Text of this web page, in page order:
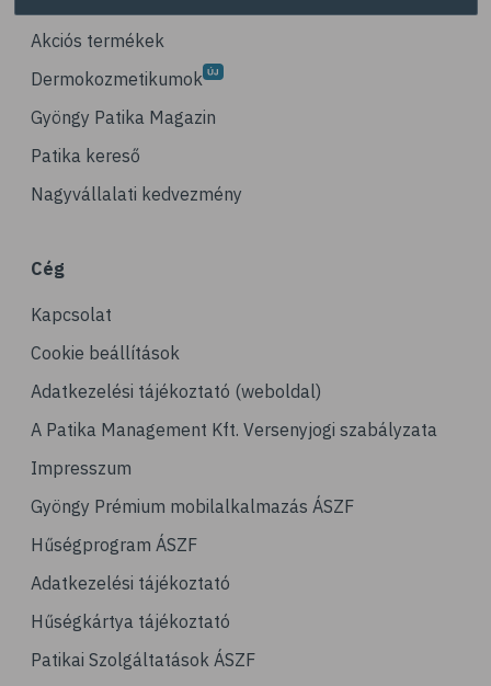
# fürdő
# peeling
# szauna
# bőrrák
# napozás
# leégés
# szolárium
# köröm
# körömápolás
# fertőtlenítés
# méz
# jód
# szájápolás
Akciós termékek
Dermokozmetikumok
Gyöngy Patika Magazin
Patika kereső
Nagyvállalati kedvezmény
Cég
Kapcsolat
Cookie beállítások
Adatkezelési tájékoztató (weboldal)
A Patika Management Kft. Versenyjogi szabályzata
Impresszum
Gyöngy Prémium mobilalkalmazás ÁSZF
Hűségprogram ÁSZF
Adatkezelési tájékoztató
Hűségkártya tájékoztató
Patikai Szolgáltatások ÁSZF